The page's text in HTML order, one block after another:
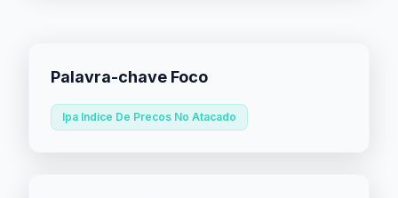
Palavra-chave Foco
Ipa Indice De Precos No Atacado